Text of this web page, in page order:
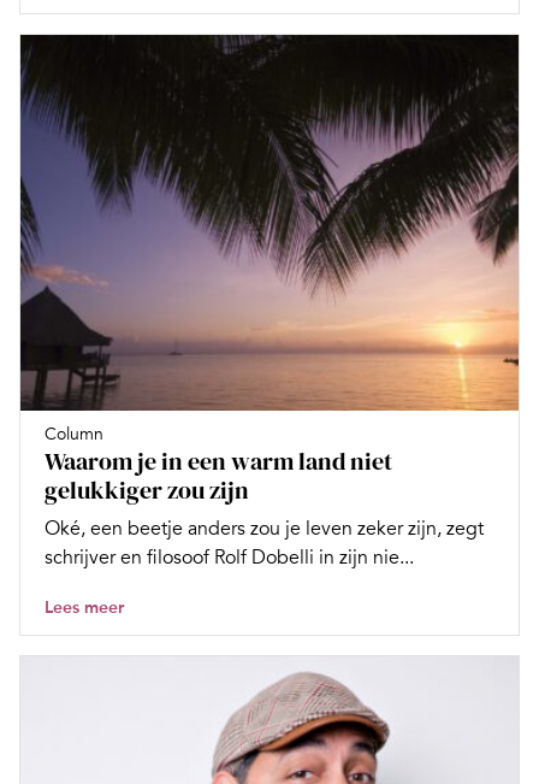
Column
Waarom je in een warm land niet
gelukkiger zou zijn
Oké, een beetje anders zou je leven zeker zijn, zegt
schrijver en filosoof Rolf Dobelli in zijn nie...
Lees meer